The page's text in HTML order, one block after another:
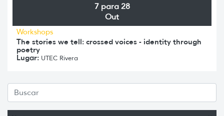
7 para 28
Out
Workshops
The stories we tell: crossed voices - identity through
poetry
Lugar: UTEC Rivera